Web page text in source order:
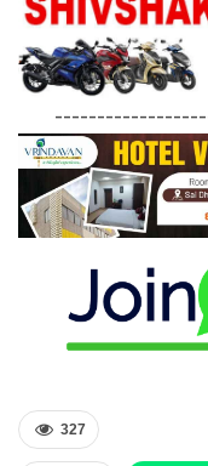
327